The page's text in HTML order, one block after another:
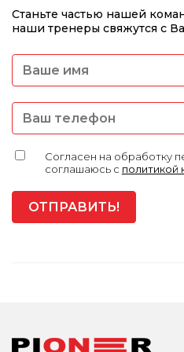
Станьте частью нашей
наши тренеры свяжутся с
Согласен на обработку
соглашаюсь с политикой